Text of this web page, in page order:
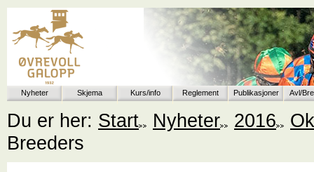
Nyheter Skjema Kurs/info Reglement Publikasjoner Avl/
Du er her: Start Nyheter 2016
Breeders